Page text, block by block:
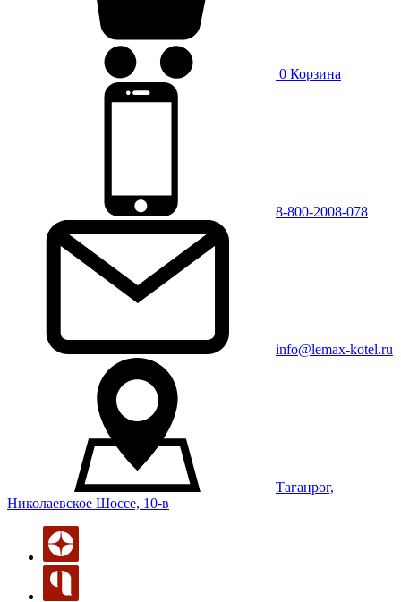
0 Корзина
8-800-2008-078
info@lemax-kotel.ru
Таганрог,
Николаевское Шоссе, 10-в